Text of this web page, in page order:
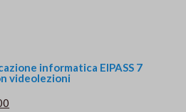
informatica EIPASS 7
videolezioni